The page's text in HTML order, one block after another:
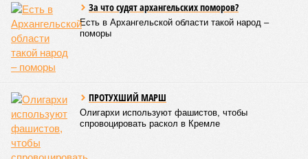
За что судят архангельских поморов?
Есть в Архангельской области такой народ –
поморы
ПРОТУХШИЙ МАРШ
Олигархи используют фашистов, чтобы
спровоцировать раскол в Кремле